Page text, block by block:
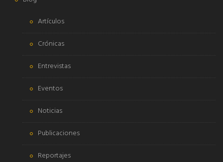
Artículos
Crónicas
Entrevistas
Eventos
Noticias
Publicaciones
Reportajes